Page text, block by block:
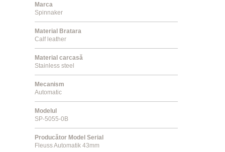
Marca
Spinnaker
Material Bratara
Calf leather
Material carcasă
Stainless steel
Mecanism
Automatic
Modelul
SP-5055-0B
Producător Model Serial
Fleuss Automatik 43mm